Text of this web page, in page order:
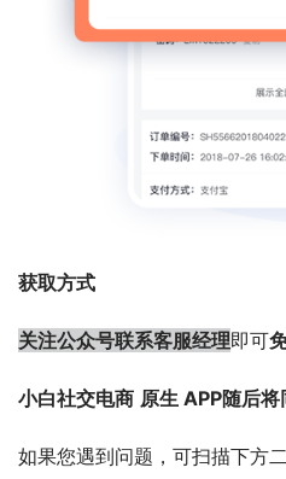
获取方式
关注公众号联系客服经理即可
小白社交电商 原生 APP随后将
如果您遇到问题，可扫描下方